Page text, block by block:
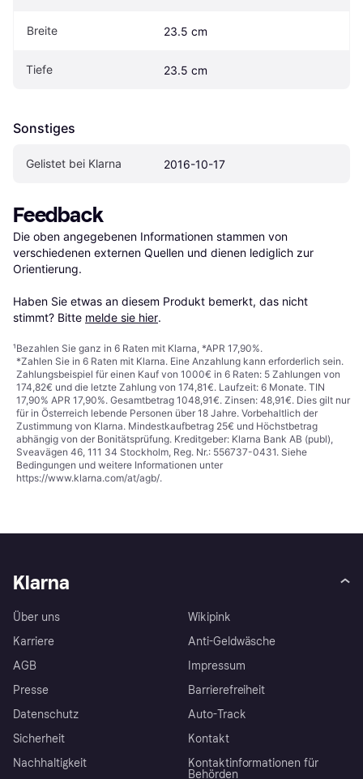
Breite 23.5 cm
Tiefe 23.5 cm
Sonstiges
Gelistet bei Klarna 2016-10-17
Feedback
Die oben angegebenen Informationen stammen von
verschiedenen externen Quellen und dienen lediglich zur
Orientierung.
Haben Sie etwas an diesem Produkt bemerkt, das nicht
stimmt? Bitte melde sie hier.
¹Bezahlen Sie ganz in 6 Raten mit Klarna, *APR 17,90%.
*Zahlen Sie in 6 Raten mit Klarna. Eine Anzahlung kann erforderlich sein.
Zahlungsbeispiel für einen Kauf von 1000€ in 6 Raten: 5 Zahlungen von
174,82€ und die letzte Zahlung von 174,81€. Laufzeit: 6 Monate. TIN
17,90% APR 17,90%. Gesamtbetrag 1048,91€. Zinsen: 48,91€. Dies gilt nur
für in Österreich lebende Personen über 18 Jahre. Vorbehaltlich der
Zustimmung von Klarna. Mindestkaufbetrag 25€ und Höchstbetrag
abhängig von der Bonitätsprüfung. Kreditgeber: Klarna Bank AB (publ),
Sveavägen 46, 111 34 Stockholm, Reg. Nr.: 556737-0431. Siehe
Bedingungen und weitere Informationen unter
https://www.klarna.com/at/agb/.
Klarna
Über uns
Karriere
AGB
Presse
Datenschutz
Sicherheit
Nachhaltigkeit
Wikipink
Anti-Geldwäsche
Impressum
Barrierefreiheit
Auto-Track
Kontakt
Kontaktinformationen für
Behörden